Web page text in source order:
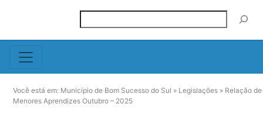
Você está em: Município de Bom Sucesso do Sul » Legislações » Relação de
Menores Aprendizes Outubro – 2025